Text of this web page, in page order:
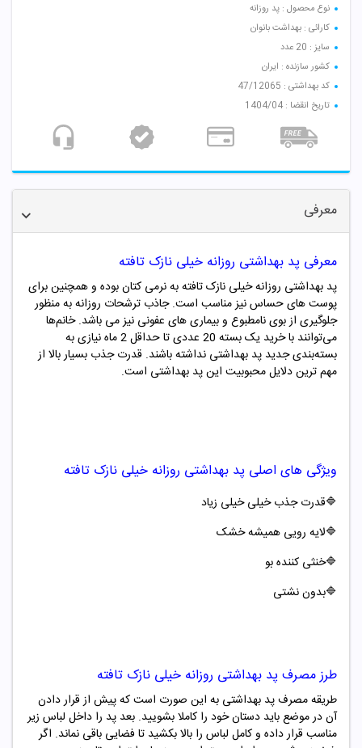
نوع محصول : پد روزانه
کارائی : بهداشت بانوان
سایز : 20 عدد
کشور سازنده : ایران
کد بهداشتی : 47/12065
تاریخ انقضا : 1404/04
معرفی
معرفی پد بهداشتی روزانه خیلی نازک تافته
پد بهداشتی روزانه خیلی نازک تافته به نرمی کتان بوده و همچنین برای
پوست های حساس نیز مناسب است. جاذب ترشحات روزانه به منظور
جلوگیری از بوی نامطبوع و بیماری های عفونی نیز می باشد. خانم‌ها
می‌توانند با خرید یک بسته 20 عددی تا حداقل 2 ماه نیازی به
بسته‌بندی جدید پد بهداشتی نداشته باشند. قدرت جذب بسیار بالا از
مهم ترین دلایل محبوبیت این پد بهداشتی است.
ویژگی های اصلی پد بهداشتی روزانه خیلی نازک تافته
🔷قدرت جذب خیلی خیلی زیاد
🔷لایه رویی همیشه خشک
🔷خنثی کننده بو
🔷بدون نشتی
طرز مصرفپد بهداشتی روزانه خیلی نازک تافته
طریقه مصرف پد بهداشتی به این صورت است که پیش از قرار دادن
آن در موضع باید دستان خود را کاملا بشویید. بعد پد را داخل لباس زیر
مناسب قرار داده و کامل لباس را بالا بکشید تا فضایی باقی نماند. اگر